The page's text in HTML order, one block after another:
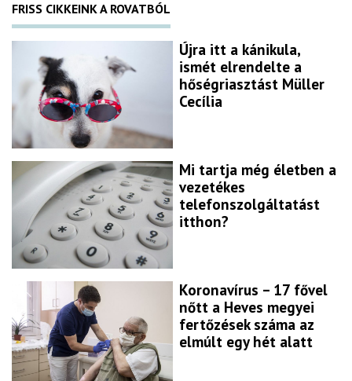
FRISS CIKKEINK A ROVATBÓL
Újra itt a kánikula,
ismét elrendelte a
hőségriasztást Müller
Cecília
Mi tartja még életben a
vezetékes
telefonszolgáltatást
itthon?
Koronavírus – 17 fővel
nőtt a Heves megyei
fertőzések száma az
elmúlt egy hét alatt